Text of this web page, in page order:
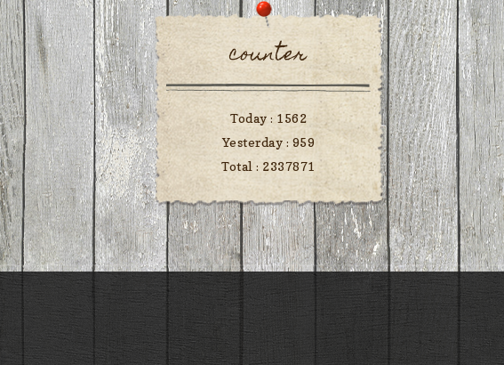
counter
Today : 1562
Yesterday : 959
Total : 2337871